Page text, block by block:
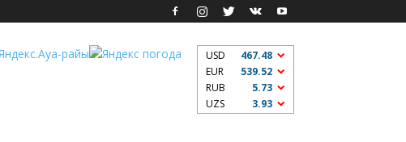
USD
467.48
EUR
539.52
RUB
5.73
UZS
3.93